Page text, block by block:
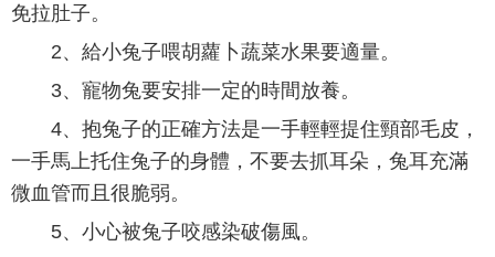
免拉肚子。
2、給小兔子喂胡蘿卜蔬菜水果要適量。
3、寵物兔要安排一定的時間放養。
4、抱兔子的正確方法是一手輕輕提住頸部毛皮，
一手馬上托住兔子的身體，不要去抓耳朵，兔耳充滿
微血管而且很脆弱。
5、小心被兔子咬感染破傷風。